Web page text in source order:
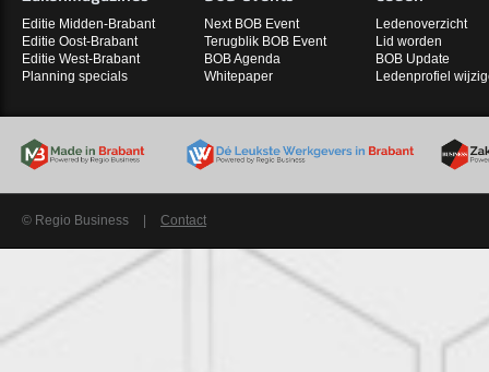
Editie Midden-Brabant
Editie Oost-Brabant
Editie West-Brabant
Planning specials
Next BOB Event
Terugblik BOB Event
BOB Agenda
Whitepaper
Ledenoverzicht
Lid worden
BOB Update
Ledenprofiel
© Regio Business Contact